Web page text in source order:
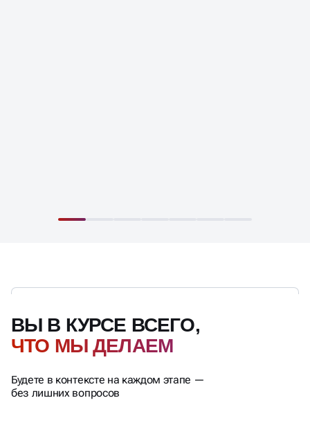
ВЫ В КУРСЕ ВСЕГО,
ЧТО МЫ ДЕЛАЕМ
Будете в контексте на каждом этапе —
без лишних вопросов